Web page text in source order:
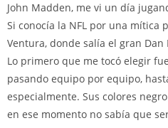
John Madden, me vi un día
Si conocía la NFL por una mítica
Ventura, donde salía el gran
Lo primero que me tocó elegir
pasando equipo por equipo,
especialmente. Sus colores
en ese momento no sabía que